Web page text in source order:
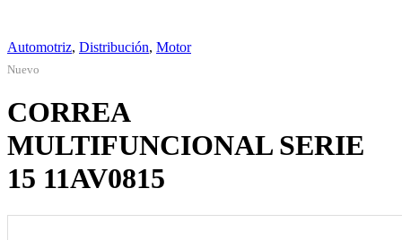
Automotriz, Distribución, Motor
Nuevo
CORREA
MULTIFUNCIONAL SERIE
15 11AV0815